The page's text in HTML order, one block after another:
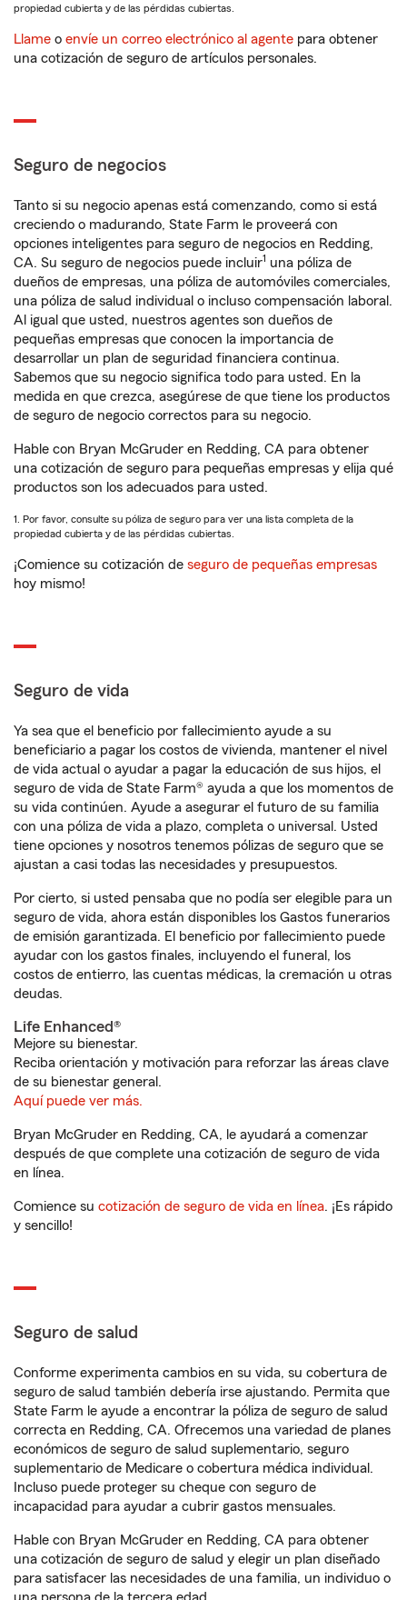
propiedad cubierta y de las pérdidas cubiertas.
Llame o envíe un correo electrónico al agente para obtener
una cotización de seguro de artículos personales.
Seguro de negocios
Tanto si su negocio apenas está comenzando, como si está
creciendo o madurando, State Farm le proveerá con
opciones inteligentes para seguro de negocios en Redding,
CA. Su seguro de negocios puede incluir1 una póliza de
dueños de empresas, una póliza de automóviles comerciales,
una póliza de salud individual o incluso compensación laboral.
Al igual que usted, nuestros agentes son dueños de
pequeñas empresas que conocen la importancia de
desarrollar un plan de seguridad financiera continua.
Sabemos que su negocio significa todo para usted. En la
medida en que crezca, asegúrese de que tiene los productos
de seguro de negocio correctos para su negocio.
Hable con Bryan McGruder en Redding, CA para obtener
una cotización de seguro para pequeñas empresas y elija qué
productos son los adecuados para usted.
1. Por favor, consulte su póliza de seguro para ver una lista completa de la
propiedad cubierta y de las pérdidas cubiertas.
¡Comience su cotización de seguro de pequeñas empresas
hoy mismo!
Seguro de vida
Ya sea que el beneficio por fallecimiento ayude a su
beneficiario a pagar los costos de vivienda, mantener el nivel
de vida actual o ayudar a pagar la educación de sus hijos, el
seguro de vida de State Farm® ayuda a que los momentos de
su vida continúen. Ayude a asegurar el futuro de su familia
con una póliza de vida a plazo, completa o universal. Usted
tiene opciones y nosotros tenemos pólizas de seguro que se
ajustan a casi todas las necesidades y presupuestos.
Por cierto, si usted pensaba que no podía ser elegible para un
seguro de vida, ahora están disponibles los Gastos funerarios
de emisión garantizada. El beneficio por fallecimiento puede
ayudar con los gastos finales, incluyendo el funeral, los
costos de entierro, las cuentas médicas, la cremación u otras
deudas.
Life Enhanced®
Mejore su bienestar.
Reciba orientación y motivación para reforzar las áreas clave
de su bienestar general.
Aquí puede ver más.
Bryan McGruder en Redding, CA, le ayudará a comenzar
después de que complete una cotización de seguro de vida
en línea.
Comience su cotización de seguro de vida en línea. ¡Es rápido
y sencillo!
Seguro de salud
Conforme experimenta cambios en su vida, su cobertura de
seguro de salud también debería irse ajustando. Permita que
State Farm le ayude a encontrar la póliza de seguro de salud
correcta en Redding, CA. Ofrecemos una variedad de planes
económicos de seguro de salud suplementario, seguro
suplementario de Medicare o cobertura médica individual.
Incluso puede proteger su cheque con seguro de
incapacidad para ayudar a cubrir gastos mensuales.
Hable con Bryan McGruder en Redding, CA para obtener
una cotización de seguro de salud y elegir un plan diseñado
para satisfacer las necesidades de una familia, un individuo o